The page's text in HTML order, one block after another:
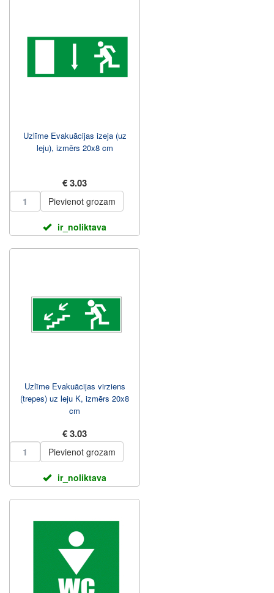
Uzlīme Evakuācijas izeja (uz
leju), izmērs 20x8 cm
€ 3.03
Pievienot grozam
ir_noliktava
Uzlīme Evakuācijas virziens
(trepes) uz leju K, izmērs 20x8
cm
€ 3.03
Pievienot grozam
ir_noliktava